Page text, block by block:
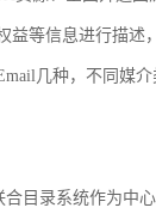
等信息进行描述
几种，不同媒
目录系统作为中